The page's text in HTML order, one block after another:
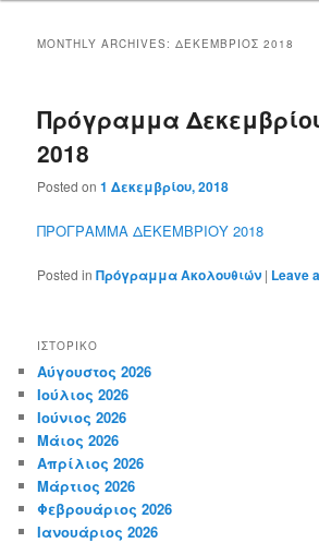
MONTHLY ARCHIVES:ΔΕΚΈΜΒΡΙΟΣ 2018
Πρόγραμμα
2018
Posted on1 Δεκεμβρίου, 2018
ΠΡΟΓΡΑΜΜΑ ΔΕΚΕΜΒΡΙΟΥ 2018
Posted in Πρόγραμμα Ακολουθιών | Leave
ΙΣΤΟΡΙΚΌ
Αύγουστος 2026
Ιούλιος 2026
Ιούνιος 2026
Μάιος 2026
Απρίλιος 2026
Μάρτιος 2026
Φεβρουάριος 2026
Ιανουάριος 2026